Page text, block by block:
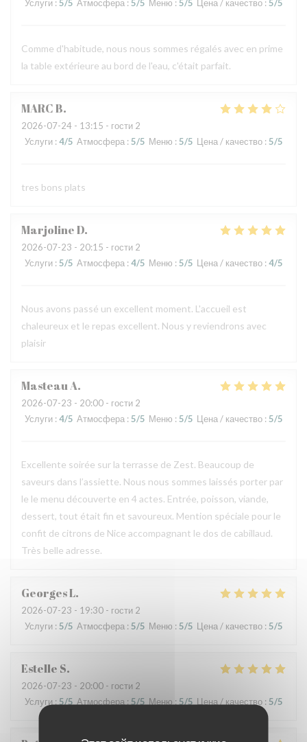
Услуги : 5/5 Атмосфера : 5/5 Меню : 5/5 Цена / качество : 5/5
Comme d'habitude, nous nous sommes régalés avec en prime
la table extérieure au bord de l'eau, c'était parfait.
MARCB
2026-07-24 - 13:15 - гости 2
Услуги : 4/5 Атмосфера : 5/5 Меню : 5/5 Цена / качество : 5/5
tres bons plats
MarjolineD
2026-07-23 - 20:15 - гости 2
Услуги : 5/5 Атмосфера : 4/5 Меню : 5/5 Цена / качество : 4/5
Nous avons passé un excellent moment. L'accueil est
chaleureux et le repas excellent. Nous y reviendrons avec
plaisir
MasteauA
2026-07-23 - 20:00 - гости 2
Услуги : 4/5 Атмосфера : 5/5 Меню : 5/5 Цена / качество : 5/5
Excellente soirée sur la terrasse de Zest. Beaucoup de
saveurs dans l’assiette. Nous nous sommes laissés porter par
le le menu découverte en 4 actes. Entrée, poisson, viande,
dessert, tout était fin et savoureux. Mention spéciale pour le
confit de citrons de Nice accompagnant le dos de cabillaud.
Très belle adresse.
GeorgesL
2026-07-23 - 19:30 - гости 2
Услуги : 5/5 Атмосфера : 5/5 Меню : 5/5 Цена / качество : 5/5
Estelle S
2026-07-23 - 20:00 - гости 2
Услуги : 5/5 Атмосфера : 5/5 Меню : 5/5 Цена / качество : 5/5